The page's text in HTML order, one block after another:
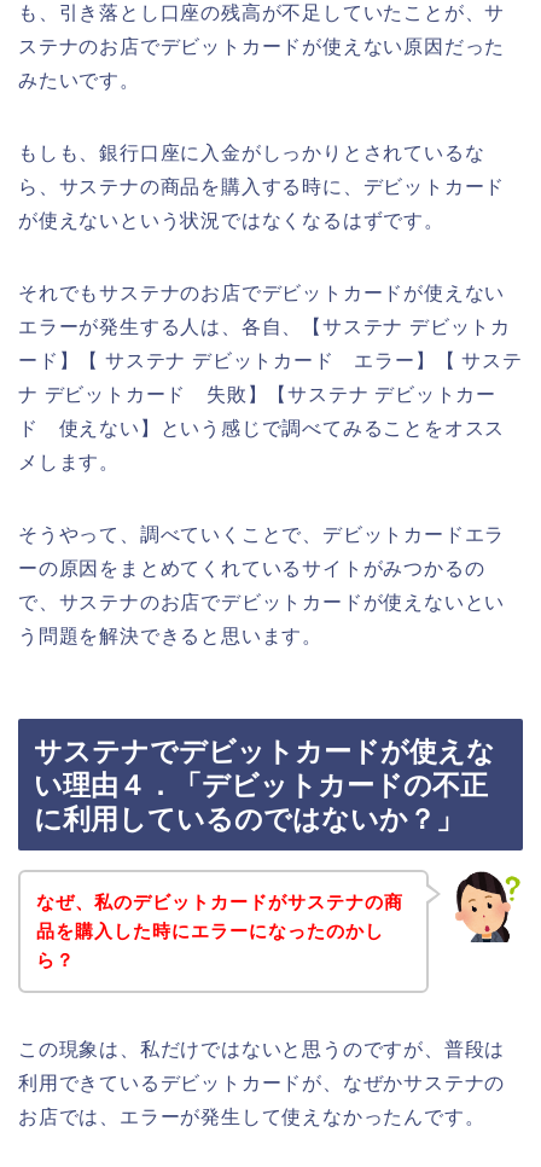
も、引き落とし口座の残高が不足していたことが、サ
ステナのお店でデビットカードが使えない原因だった
みたいです。
もしも、銀行口座に入金がしっかりとされているな
ら、サステナの商品を購入する時に、デビットカード
が使えないという状況ではなくなるはずです。
それでもサステナのお店でデビットカードが使えない
エラーが発生する人は、各自、【サステナ デビットカ
ード】【 サステナ デビットカード エラー】【 サステ
ナ デビットカード 失敗】【サステナ デビットカー
ド 使えない】という感じで調べてみることをオスス
メします。
そうやって、調べていくことで、デビットカードエラ
ーの原因をまとめてくれているサイトがみつかるの
で、サステナのお店でデビットカードが使えないとい
う問題を解決できると思います。
サステナでデビットカードが使えな
い理由４．「デビットカードの不正
に利用しているのではないか？」
なぜ、私のデビットカードがサステナの商
品を購入した時にエラーになったのかし
ら？
この現象は、私だけではないと思うのですが、普段は
利用できているデビットカードが、なぜかサステナの
お店では、エラーが発生して使えなかったんです。